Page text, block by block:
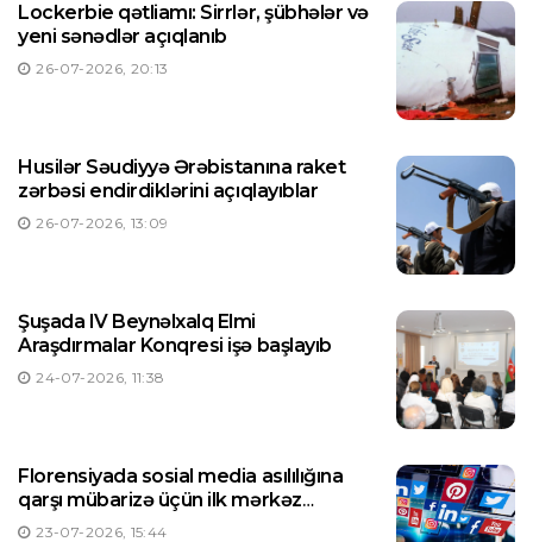
Lockerbie qətliamı: Sirrlər, şübhələr və
yeni sənədlər açıqlanıb
26-07-2026, 20:13
Husilər Səudiyyə Ərəbistanına raket
zərbəsi endirdiklərini açıqlayıblar
26-07-2026, 13:09
Şuşada IV Beynəlxalq Elmi
Araşdırmalar Konqresi işə başlayıb
24-07-2026, 11:38
Florensiyada sosial media asılılığına
qarşı mübarizə üçün ilk mərkəz
yaradılıb
23-07-2026, 15:44